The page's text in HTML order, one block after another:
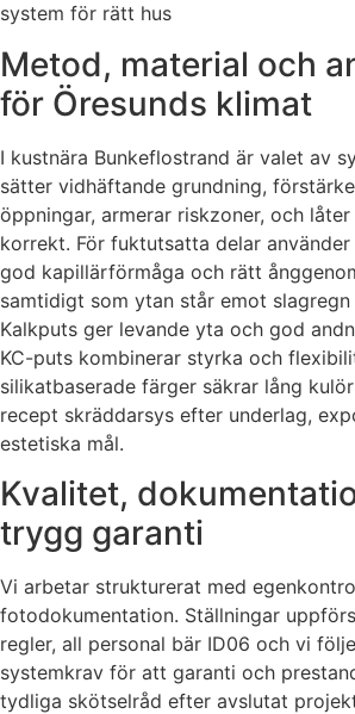
system för rätt hus
Metod, material och
för Öresunds klimat
I kustnära Bunkeflostrand är valet av
sätter vidhäftande grundning,
öppningar, armerar riskzoner, och
korrekt. För fuktutsatta delar
god kapillärförmåga och rätt
samtidigt som ytan står emot slagregn
Kalkputs ger levande yta och god
KC-puts kombinerar styrka och
silikatbaserade färger säkrar lång
recept skräddarsys efter underlag,
estetiska mål.
Kvalitet,
trygg garanti
Vi arbetar strukturerat med
fotodokumentation. Ställningar
regler, all personal bär ID06 och vi
systemkrav för att garanti och
tydliga skötselråd efter avslutat